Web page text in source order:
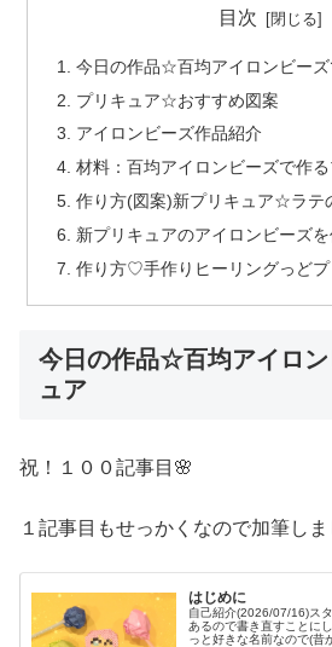
目次
今日の作品☆百均アイロンビーズ
プリキュア☆おすすめ図案
アイロンビーズ作品紹介
材料：百均アイロンビーズで作
作り方(図案)新プリキュア☆ラテ
新プリキュアのアイロンビーズ
作り方♡手作りヒーリングっど
今日の作品☆百均アイロ
ュア
祝！１００記事目🌸
１記事目もせっかくなので加筆しま
はじめに
自己紹介(2026/07/16)ス
あるので書き直すことに
っと好きな名前なので(昔